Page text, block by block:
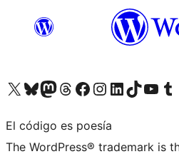
Visita nuestra cuenta de X (anteriormente Twitter)
Visita nuestra cuenta de Bluesky
Visita nuestra cuenta de Mastodon
Visita nuestra cuenta de Threads
Visita nuestra página de Facebook
Visita nuestra cuenta de Instagram
Visita nuestra cuenta de LinkedIn
Visita nuestra cuenta de TikTok
Visita nuestroVisita
El código es poesía
The WordPress® trademark is